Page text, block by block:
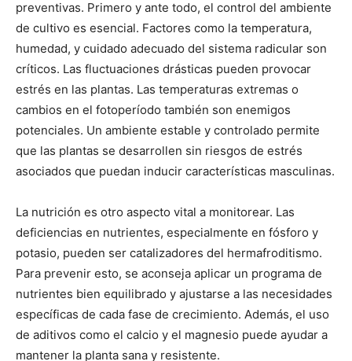
preventivas. Primero y ante todo, el control del ambiente
de cultivo es esencial. Factores como la temperatura,
humedad, y cuidado adecuado del sistema radicular son
críticos. Las fluctuaciones drásticas pueden provocar
estrés en las plantas. Las temperaturas extremas o
cambios en el fotoperíodo también son enemigos
potenciales. Un ambiente estable y controlado permite
que las plantas se desarrollen sin riesgos de estrés
asociados que puedan inducir características masculinas.
La nutrición es otro aspecto vital a monitorear. Las
deficiencias en nutrientes, especialmente en fósforo y
potasio, pueden ser catalizadores del hermafroditismo.
Para prevenir esto, se aconseja aplicar un programa de
nutrientes bien equilibrado y ajustarse a las necesidades
específicas de cada fase de crecimiento. Además, el uso
de aditivos como el calcio y el magnesio puede ayudar a
mantener la planta sana y resistente.